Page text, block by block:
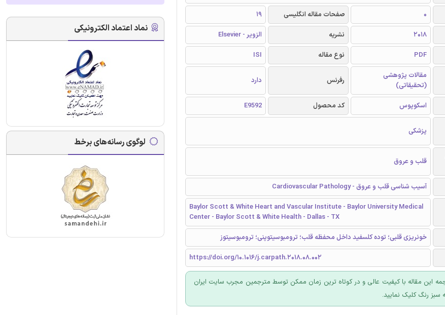
0 صفحات مقاله انگلیسی
19
2018 نشریه
الزویر - Elsevier
PDF نوع مقاله ISI
مقالات پژوهشی
(تحقیقاتی)
رفرنس دارد
اسکوپوس کد محصول
E9592
پزشکی
قلب و عروق
آسیب شناسی قلب و عروق - Cardiovascular Pathology
Baylor Scott & White Heart and Vascular Institute - Baylor University Medical
Center - Baylor Scott & White Health - Dallas - TX
خونریزی قلبی؛ توده کلسفید داخل محفظه قلب؛ ترومبوسیتوپنی؛ ترومبوسيتوز
https://doi.org/10.1016/j.carpath.2018.08.002
این مقاله با کیفیت عالی و در کوتاه ترین زمان ممکن توسط مترجمین مجرب سایت ایران
سبز رنگ کلیک نمایید.
نماد اعتماد الکترونیکی
لوگوی رسانه‌های برخط